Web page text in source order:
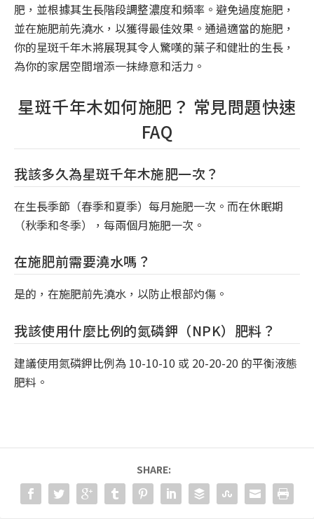
肥，並根據其生長階段調整濃度和頻率。避免過度施肥，
並在施肥前先澆水，以獲得最佳效果。通過適當的施肥，
你的星斑千年木將展現其令人驚嘆的葉子和健壯的生長，
為你的家居空間增添一抹綠意和活力。
星斑千年木如何施肥？ 常見問題快速
FAQ
我該多久為星斑千年木施肥一次？
在生長季節（春季和夏季）每月施肥一次。而在休眠期
（秋季和冬季），每兩個月施肥一次。
在施肥前需要澆水嗎？
是的，在施肥前先澆水，以防止根部灼傷。
我該使用什麼比例的氮磷鉀（NPK）肥料？
建議使用氮磷鉀比例為 10-10-10 或 20-20-20 的平衡液態
肥料。
SHARE: